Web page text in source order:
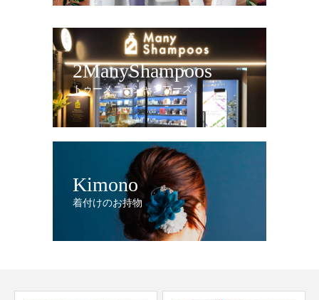
2ManyShampoos
トゥーメニーシャンプーズ
Kimono
着付けのお持物